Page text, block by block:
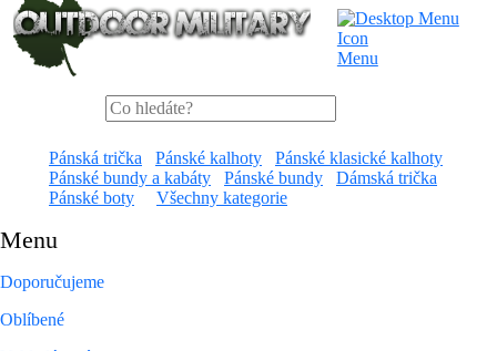
Menu
Pánská trička Pánské kalhoty
Pánské klasické kalhoty
Pánské bundy a kabáty
Pánské bundy
Dámská trička
Pánské boty
Všechny kategorie
Menu
Doporučujeme
Oblíbené